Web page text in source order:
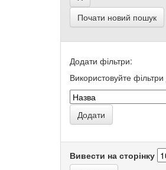
Почати новий пошук
Додати фільтри:
Використовуйте
Вивести на сторінку